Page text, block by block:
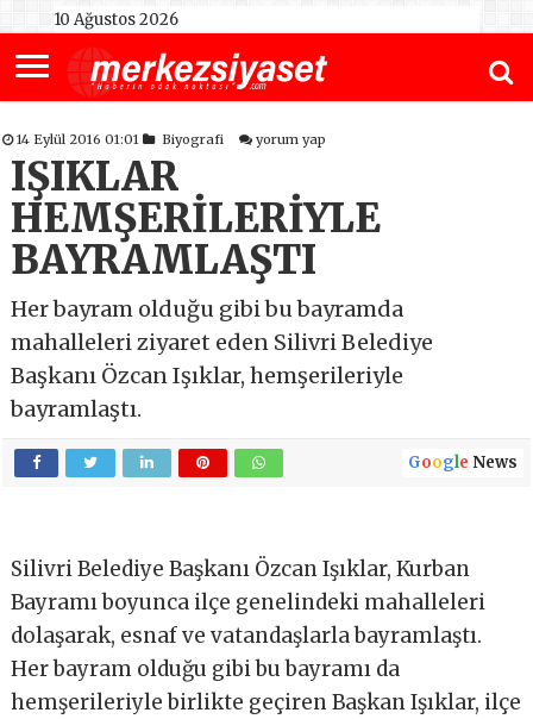
10 Ağustos 2026
14 Eylül 2016 01:01 Biyografi yorum yap
IŞIKLAR
HEMŞERİLERİYLE
BAYRAMLAŞTI
Her bayram olduğu gibi bu bayramda
mahalleleri ziyaret eden Silivri Belediye
Başkanı Özcan Işıklar, hemşerileriyle
bayramlaştı.
Google News
Silivri Belediye Başkanı Özcan Işıklar, Kurban
Bayramı boyunca ilçe genelindeki mahalleleri
dolaşarak, esnaf ve vatandaşlarla bayramlaştı.
Her bayram olduğu gibi bu bayramı da
hemşerileriyle birlikte geçiren Başkan Işıklar, ilçe